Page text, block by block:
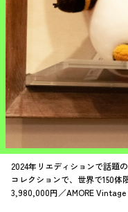
2024年リエディションで話題
コレクションで、世界で150体
3,980,000円／AMORE Vintage